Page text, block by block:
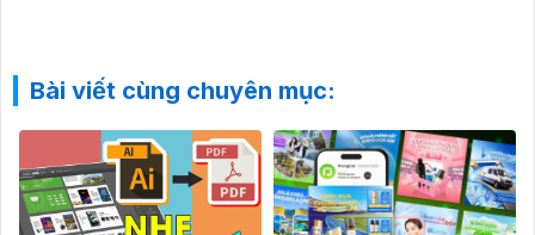
Bài viết cùng chuyên mục: